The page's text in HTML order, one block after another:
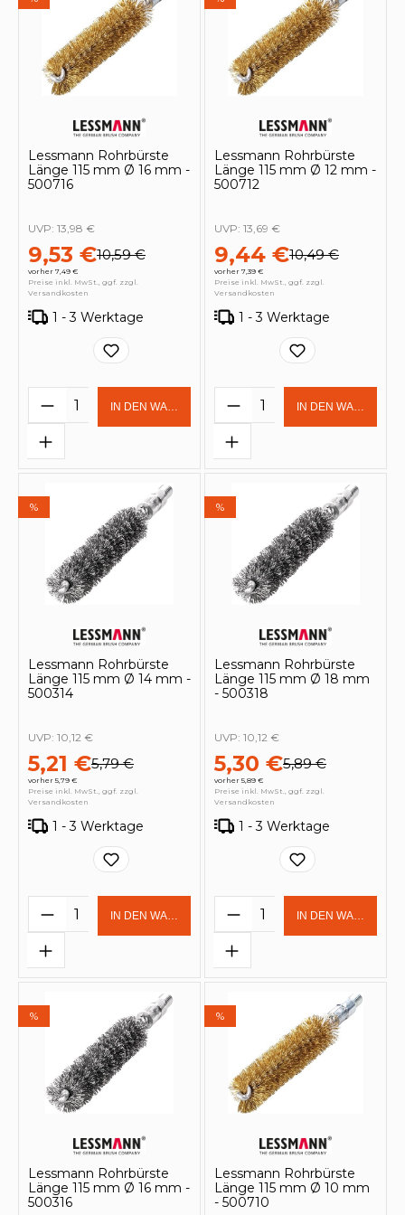
Lessmann Rohrbürste
Länge 115 mm Ø 16 mm -
500716
9,53 €10,59 €
vorher 7,49 €
UVP: 13,98 €
Preise inkl. MwSt., ggf. zzgl.
Versandkosten
1 - 3 Werktage
Produkt Anzahl: Gib den
IN DEN WARENKORB
Lessmann Rohrbürste
Länge 115 mm Ø 12 mm -
500712
9,44 €10,49 €
vorher 7,39 €
UVP: 13,69 €
Preise inkl. MwSt., ggf. zzgl.
Versandkosten
1 - 3 Werktage
Produkt Anzahl:
IN DEN
%
Lessmann Rohrbürste
Länge 115 mm Ø 14 mm -
500314
5,21 €5,79 €
vorher 5,79 €
UVP: 10,12 €
Preise inkl. MwSt., ggf. zzgl.
Versandkosten
1 - 3 Werktage
Produkt Anzahl: Gib den
IN DEN WARENKORB
%
Lessmann Rohrbürste
Länge 115 mm Ø 18 mm
- 500318
5,30 €5,89 €
vorher 5,89 €
UVP: 10,12 €
Preise inkl. MwSt., ggf. zzgl.
Versandkosten
1 - 3 Werktage
Produkt Anzahl:
IN DEN
%
Lessmann Rohrbürste
Länge 115 mm Ø 16 mm -
500316
%
Lessmann Rohrbürste
Länge 115 mm Ø 10 mm
- 500710